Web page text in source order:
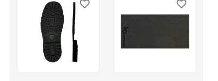
favorite_border favorite_border